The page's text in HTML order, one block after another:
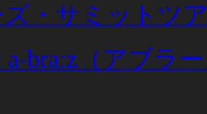
・サミットツ
bra:z（アブラ